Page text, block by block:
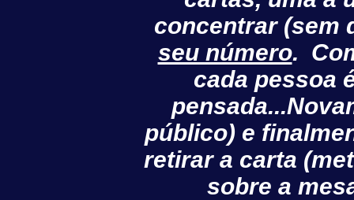
concentrar (sem
seu número.
cada pessoa
público) e
retirar a carta
sobre a